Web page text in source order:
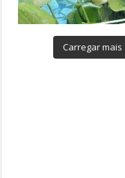
Carregar mais